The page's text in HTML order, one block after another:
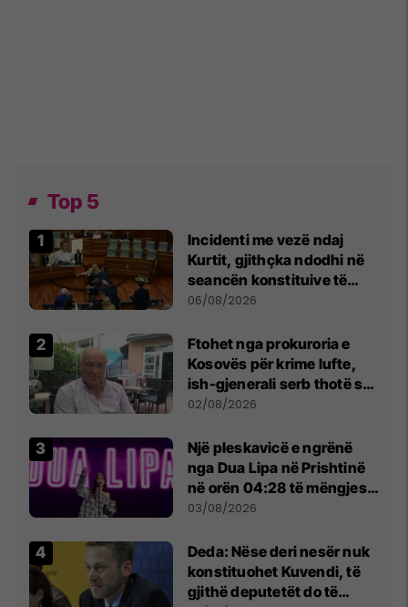
Top 5
Incidenti me vezë ndaj
Kurtit, gjithçka ndodhi në
seancën konstituive të
Kuvendit
06/08/2026
Ftohet nga prokuroria e
Kosovës për krime lufte,
ish-gjenerali serb thotë se
dikush e tradhtoi në
02/08/2026
Një pleskavicë e ngrënë
nga Dua Lipa në Prishtinë
në orën 04:28 të mëngjesit
- dhe bota digjitale serbe
03/08/2026
Deda: Nëse deri nesër nuk
konstituohet Kuvendi, të
gjithë deputetët do të